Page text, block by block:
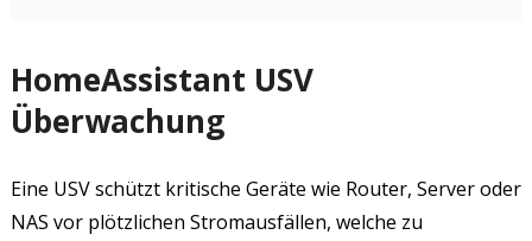
HomeAssistant USV
Überwachung
Eine USV schützt kritische Geräte wie Router, Server oder
NAS vor plötzlichen Stromausfällen, welche zu